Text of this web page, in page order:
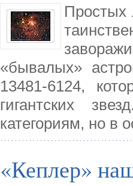
Простых
«бывалых»
13481-6124,
гигантских
категориям, но в
«Кеплер»